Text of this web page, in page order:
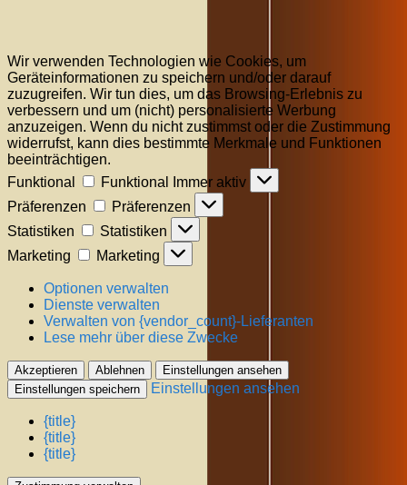
Wir verwenden Technologien wie Cookies, um
Geräteinformationen zu speichern und/oder darauf
zuzugreifen. Wir tun dies, um das Browsing-Erlebnis zu
verbessern und um (nicht) personalisierte Werbung
anzuzeigen. Wenn du nicht zustimmst oder die Zustimmung
widerrufst, kann dies bestimmte Merkmale und Funktionen
beeinträchtigen.
Funktional
Funktional
Immer aktiv
Präferenzen
Präferenzen
Statistiken
Statistiken
Marketing
Marketing
Optionen verwalten
Dienste verwalten
Verwalten von {vendor_count}-Lieferanten
Lese mehr über diese Zwecke
Akzeptieren Ablehnen
Einstellungen ansehen
Einstellungen speichern
Einstellungen ansehen
{title}
{title}
{title}